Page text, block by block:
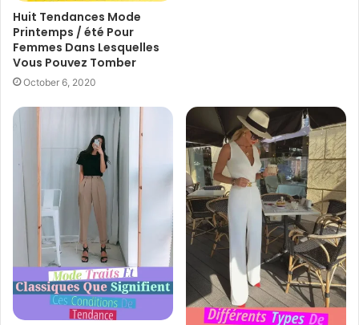
Huit Tendances Mode
Printemps / été Pour
Femmes Dans Lesquelles
Vous Pouvez Tomber
October 6, 2020